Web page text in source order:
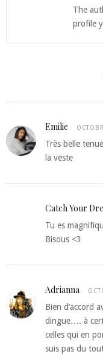
The
profile
Emilie
Très belle
la veste
Catch Your
Tu es
Bisous <3
Adrianna
Bien d’accord
dingue…. à
celles qui en
suis pas du